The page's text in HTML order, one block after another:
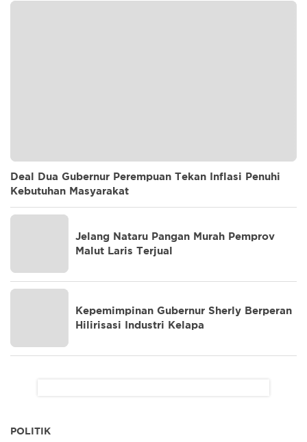
Deal Dua Gubernur Perempuan Tekan Inflasi Penuhi
Kebutuhan Masyarakat
Jelang Nataru Pangan Murah Pemprov
Malut Laris Terjual
Kepemimpinan Gubernur Sherly Berperan
Hilirisasi Industri Kelapa
POLITIK